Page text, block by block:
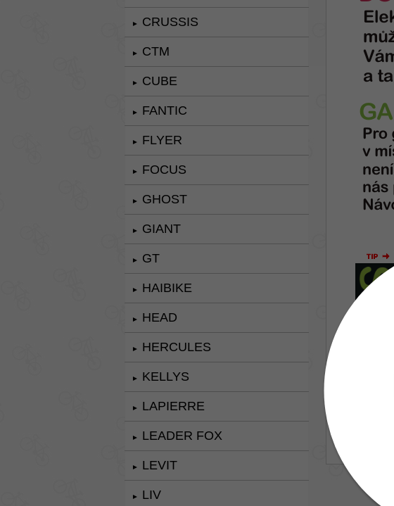
► CRUSSIS
► CTM
► CUBE
► FANTIC
► FLYER
► FOCUS
► GHOST
► GIANT
► GT
► HAIBIKE
► HEAD
► HERCULES
► KELLYS
► LAPIERRE
► LEADER FOX
► LEVIT
► LIV